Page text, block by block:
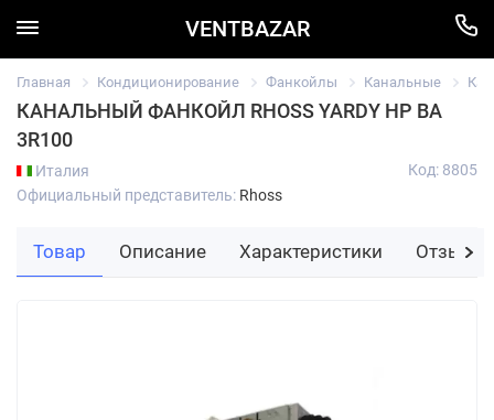
VENTBAZAR
Главная Кондиционирование Фанкойлы Канальные
КАНАЛЬНЫЙ ФАНКОЙЛ RHOSS YARDY HP BA
3R100
Италия
Официальный представитель: Rhoss
Код: 8805
Товар Описание Характеристики Отзывы